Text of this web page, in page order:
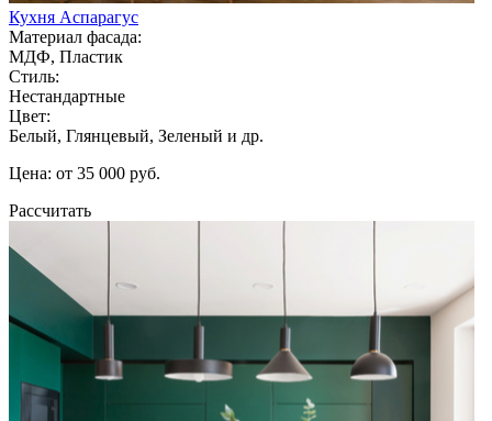
Кухня Аспарагус
Материал фасада:
МДФ, Пластик
Стиль:
Нестандартные
Цвет:
Белый, Глянцевый, Зеленый и др.
Цена: от 35 000 руб.
Рассчитать